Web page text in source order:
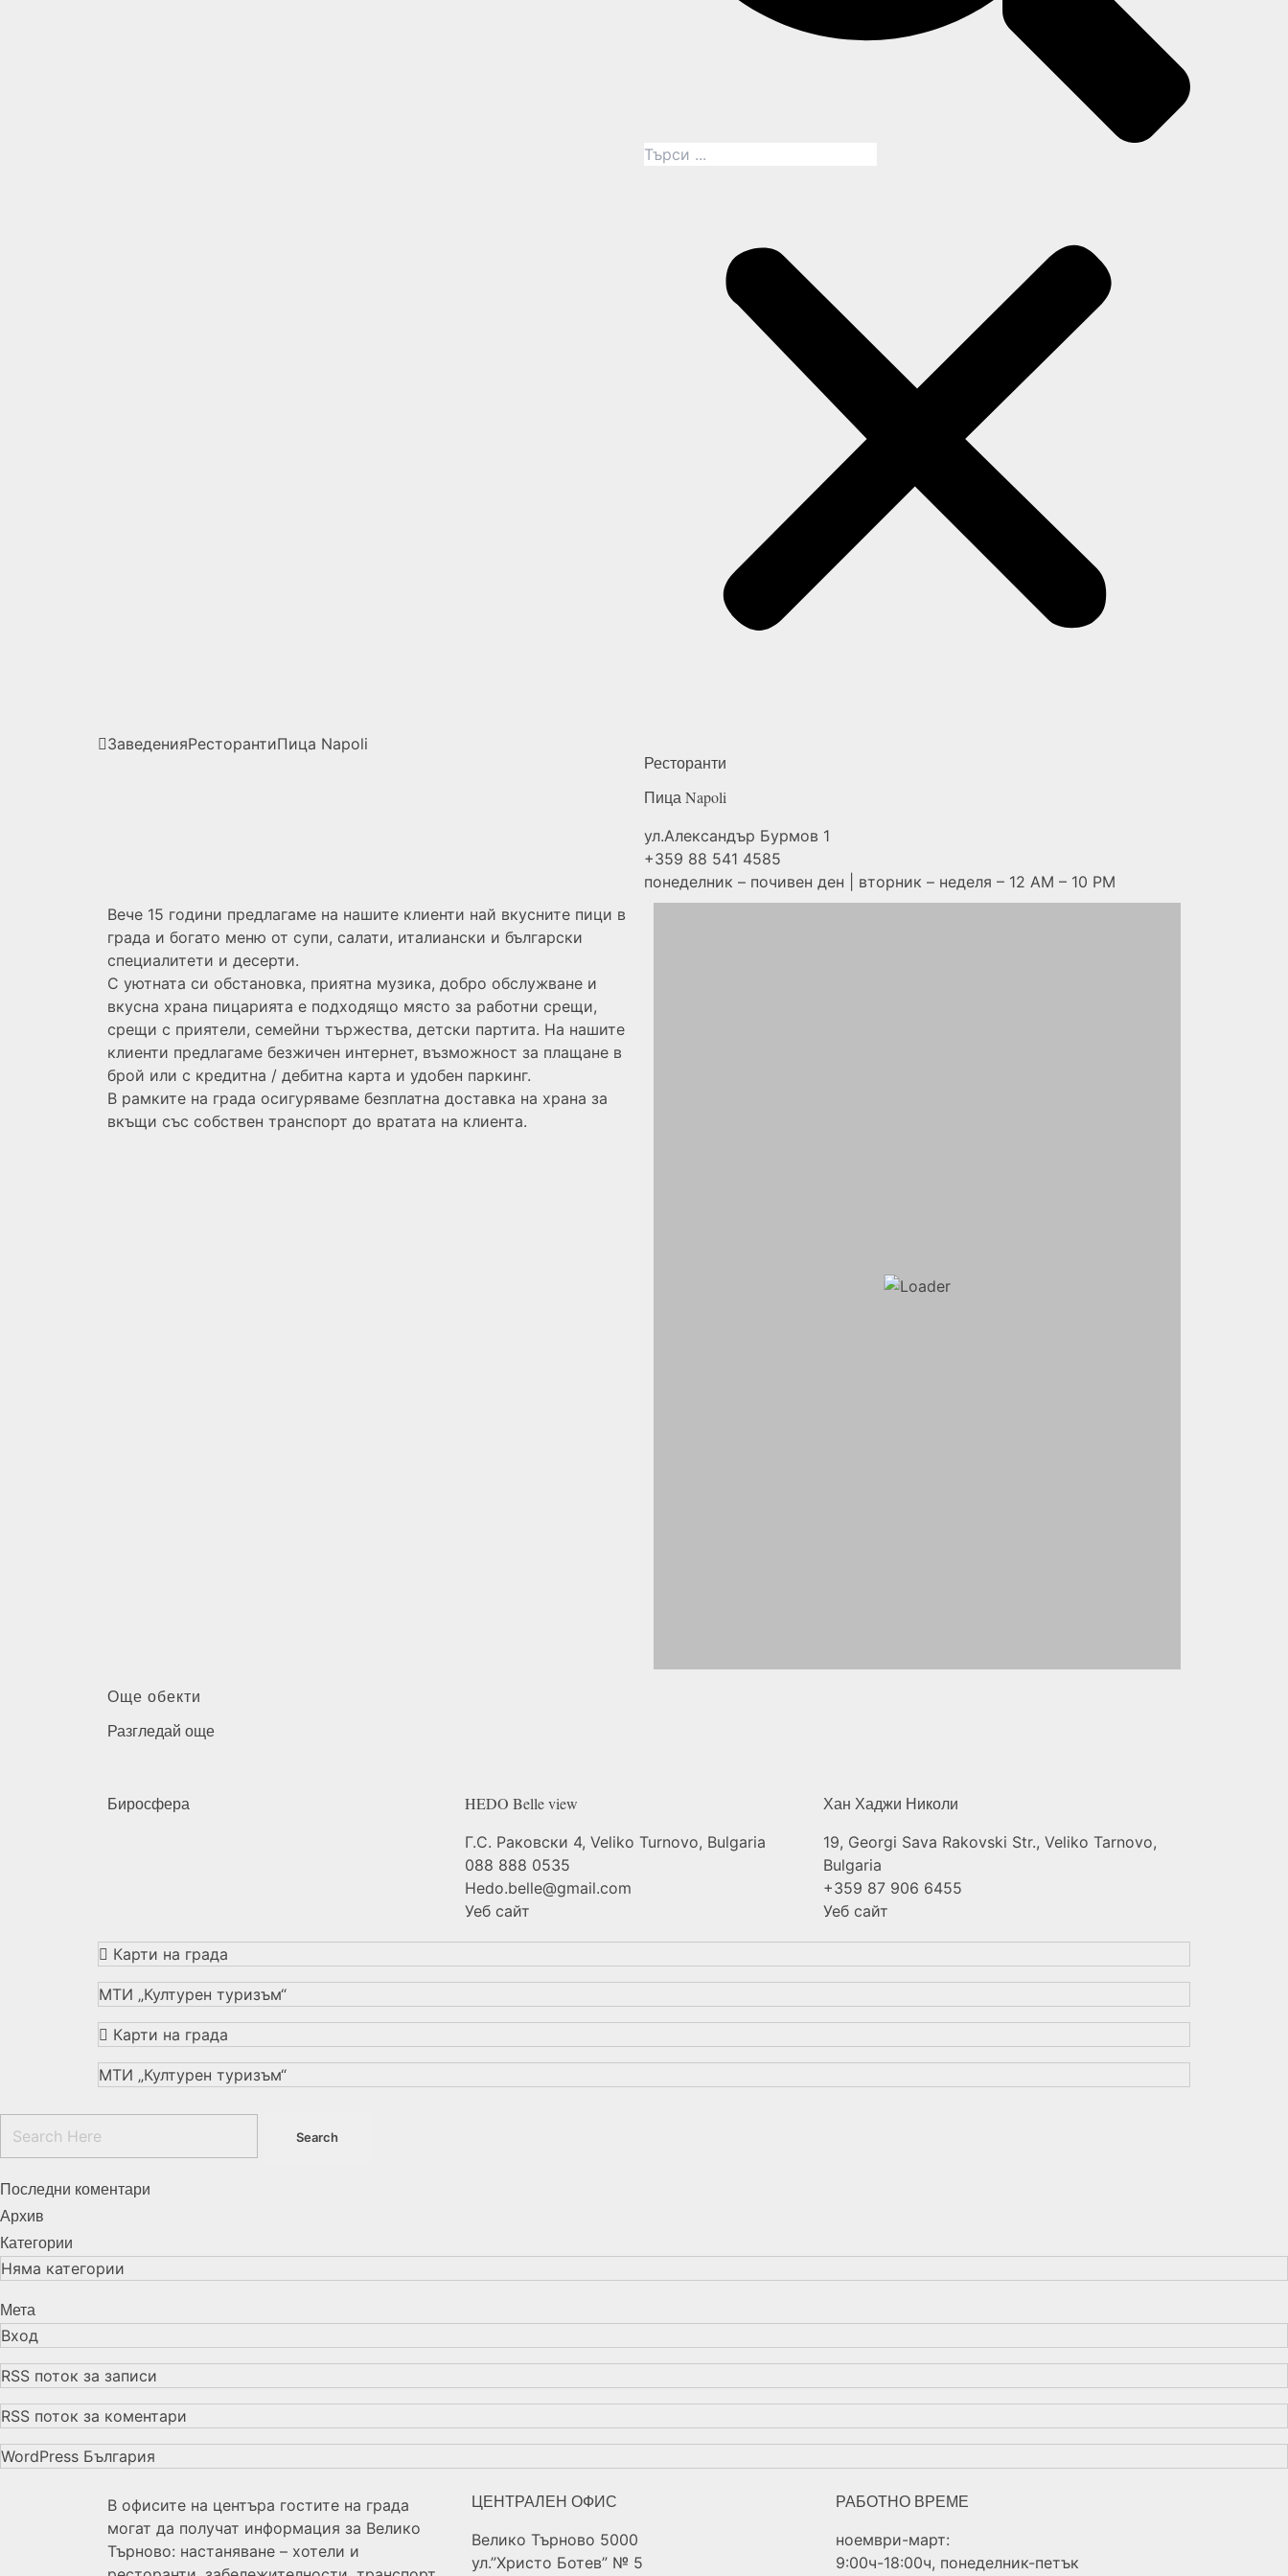
ЗаведенияРесторантиПица Napoli
Ресторанти
Пица Napoli
ул.Александър Бурмов 1
+359 88 541 4585
понеделник – почивен ден | вторник – неделя – 12 AM – 10 PM
Вече 15 години предлагаме на нашите клиенти най вкусните пици в
града и богато меню от супи, салати, италиански и български
специалитети и десерти.
С уютната си обстановка, приятна музика, добро обслужване и
вкусна храна пицарията е подходящо място за работни срещи,
срещи с приятели, семейни тържества, детски партита. На нашите
клиенти предлагаме безжичен интернет, възможност за плащане в
брой или с кредитна / дебитна карта и удобен паркинг.
В рамките на града осигуряваме безплатна доставка на храна за
вкъщи със собствен транспорт до вратата на клиента.
Още обекти
Разгледай още
Биросфера HEDO Belleview
Г.С. Раковски 4, Veliko Turnovo, Bulgaria
088 888 0535
Hedo.belle@gmail.com
Уеб сайт
Хан Хаджи Николи
19, Georgi Sava Rakovski Str., Veliko Tarnovo,
Bulgaria
+359 87 906 6455
Уеб сайт
Карти на града
МТИ „Културен туризъм“
Карти на града
МТИ „Културен туризъм“
Последни коментари
Архив
Категории
Няма категории
Мета
Вход
RSS поток за записи
RSS поток за коментари
WordPress България
В офисите на центъра гостите на града
могат да получат информация за Велико
Търново: настаняване – хотели и
ЦЕНТРАЛЕН ОФИС
Велико Търново 5000
ул.”Христо Ботев” № 5
РАБОТНО ВРЕМЕ
ноември-март:
9:00ч-18:00ч, понеделник-петък